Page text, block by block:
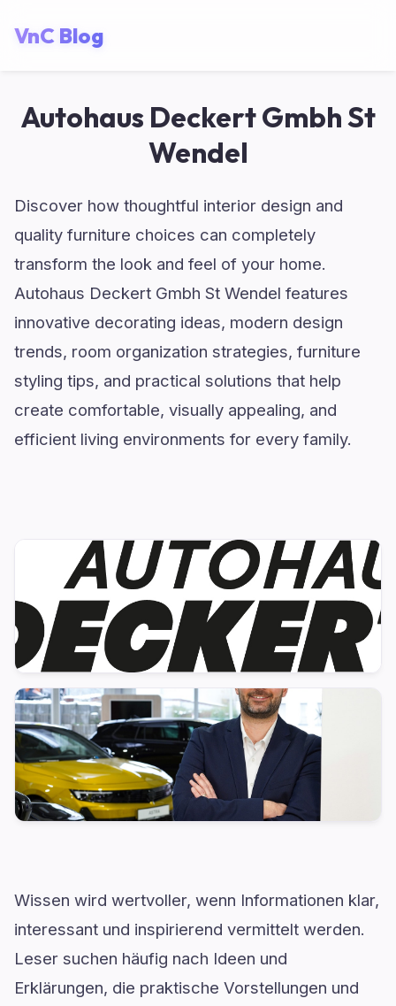
VnC Blog
Autohaus Deckert Gmbh St
Wendel
Discover how thoughtful interior design and
quality furniture choices can completely
transform the look and feel of your home.
Autohaus Deckert Gmbh St Wendel features
innovative decorating ideas, modern design
trends, room organization strategies, furniture
styling tips, and practical solutions that help
create comfortable, visually appealing, and
efficient living environments for every family.
Wissen wird wertvoller, wenn Informationen klar,
interessant und inspirierend vermittelt werden.
Leser suchen häufig nach Ideen und
Erklärungen, die praktische Vorstellungen und